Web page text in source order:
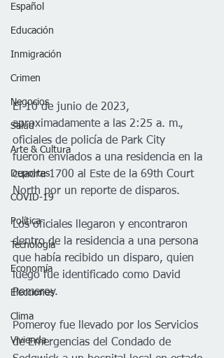
Español
Educación
Inmigración
Crimen
Negocios
Salud
Arte & Cultura
Deportes
COVID-19
Política
Tecnología
Economía
Elecciones
Clima
Vivienda
El 10 de junio de 2023,
aproximadamente a las 2:25 a. m.,
oficiales de policía de Park City
fueron enviados a una residencia en la
cuadra 1700 al Este de la 69th Court
North por un reporte de disparos.
Los oficiales llegaron y encontraron
dentro de la residencia a una persona
que había recibido un disparo, quien
luego fue identificado como David
Pomeroy.
Pomeroy fue llevado por los Servicios
de Emergencias del Condado de